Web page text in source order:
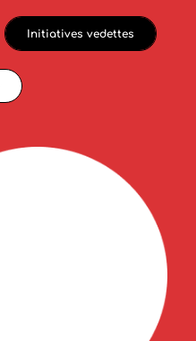
Initiatives vedettes